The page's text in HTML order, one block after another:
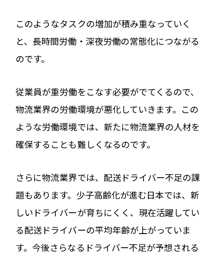
このようなタスクの増加が積み重なっていく
と、長時間労働・深夜労働の常態化につながる
のです。
従業員が重労働をこなす必要がでてくるので、
物流業界の労働環境が悪化していきます。この
ような労働環境では、新たに物流業界の人材を
確保することも難しくなるのです。
さらに物流業界では、配送ドライバー不足の課
題もあります。少子高齢化が進む日本では、新
しいドライバーが育ちにくく、現在活躍してい
る配送ドライバーの平均年齢が上がっていま
す。今後さらなるドライバー不足が予想される